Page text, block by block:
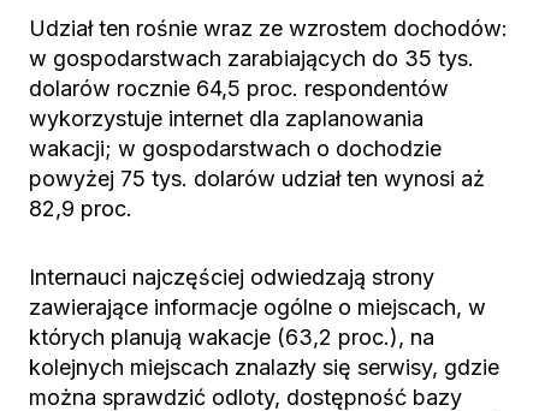
Udział ten rośnie wraz ze wzrostem dochodów:
w gospodarstwach zarabiających do 35 tys.
dolarów rocznie 64,5 proc. respondentów
wykorzystuje internet dla zaplanowania
wakacji; w gospodarstwach o dochodzie
powyżej 75 tys. dolarów udział ten wynosi aż
82,9 proc.
Internauci najczęściej odwiedzają strony
zawierające informacje ogólne o miejscach, w
których planują wakacje (63,2 proc.), na
kolejnych miejscach znalazły się serwisy, gdzie
można sprawdzić odloty, dostępność bazy